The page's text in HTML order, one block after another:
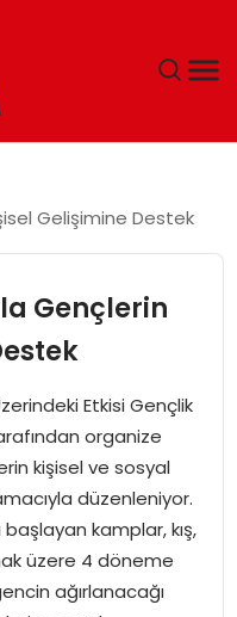
Gelişimine Destek
Gençlerin
Etkisi Gençlik
organize
kişisel ve sosyal
düzenleniyor.
başlayan kamplar, kış,
üzere 4 döneme
ağırlanacağı